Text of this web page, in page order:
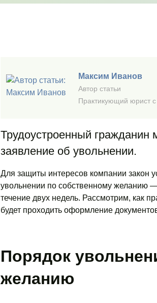
Максим Иванов
Автор статьи
Практикующий юрист с
Трудоустроенный
заявление об увольнении.
Для защиты интересов компании закон
увольнении по собственному желанию
течение двух недель. Рассмотрим, как
будет проходить оформление
Порядок
желанию